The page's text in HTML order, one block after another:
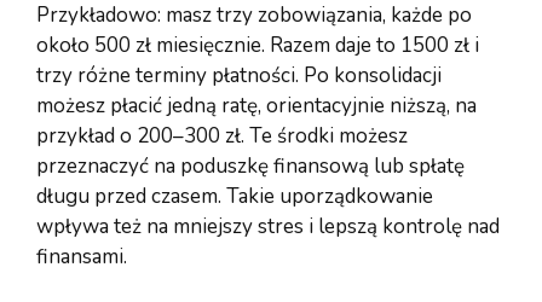
Przykładowo: masz trzy zobowiązania, każde po
około 500 zł miesięcznie. Razem daje to 1500 zł i
trzy różne terminy płatności. Po konsolidacji
możesz płacić jedną ratę, orientacyjnie niższą, na
przykład o 200–300 zł. Te środki możesz
przeznaczyć na poduszkę finansową lub spłatę
długu przed czasem. Takie uporządkowanie
wpływa też na mniejszy stres i lepszą kontrolę nad
finansami.